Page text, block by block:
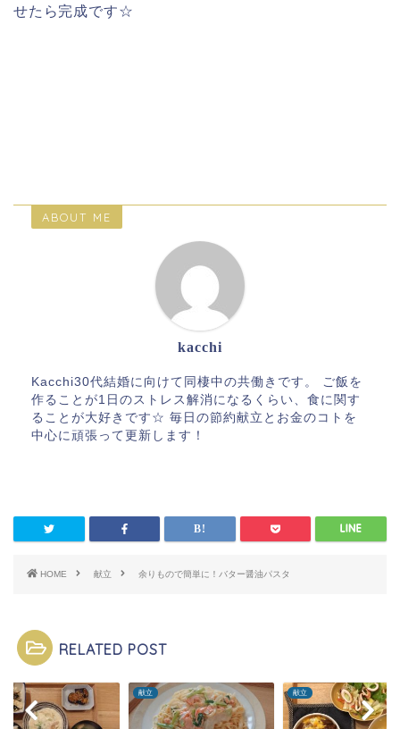
せたら完成です☆
ABOUT ME
kacchi
Kacchi30代結婚に向けて同棲中の共働きです。 ご飯を
作ることが1日のストレス解消になるくらい、食に関す
ることが大好きです☆ 毎日の節約献立とお金のコトを
中心に頑張って更新します！
HOME 献立 余りもので簡単に！バター醤油パスタ
RELATED POST
献立 献立